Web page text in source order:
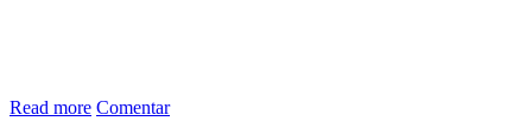
Read more Comentar